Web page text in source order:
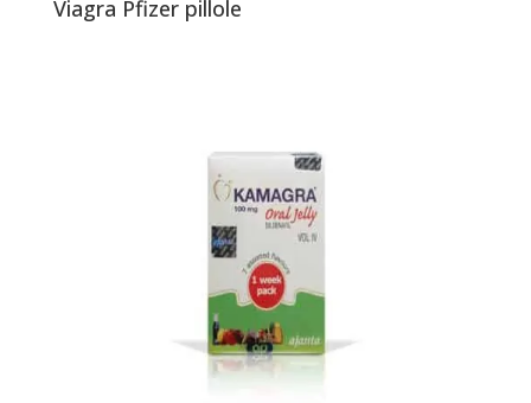
Viagra Pfizer pillole